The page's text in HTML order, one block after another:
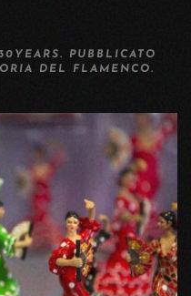
. PUBBLICATO
DEL FLAMENCO.